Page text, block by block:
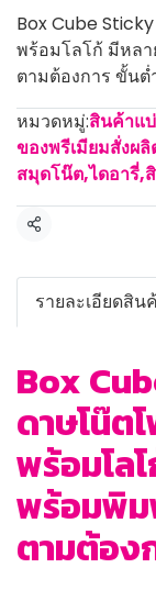
Box Cube
พร้อมโลโก้ มีหล
ตามต้องการ ขั้นต่
หมวดหมู่:สินค้าแ
ของพรีเมียมสั่งผ
สมุดโน๊ต,ไดอารี่,
แชร์
รายละเอียดสิน
Box
ดาษโน๊ต
พร้อมโล
พร้อมพิม
ตามต้อง